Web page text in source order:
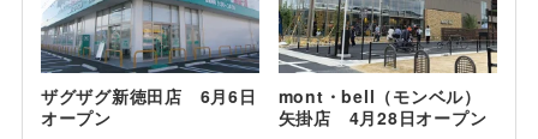
ザグザグ新徳田店 6月6日
オープン
mont・bell（モンベル）
矢掛店 4月28日オープン